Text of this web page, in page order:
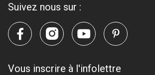
Suivez nous sur :
Vous inscrire à l'infolettre